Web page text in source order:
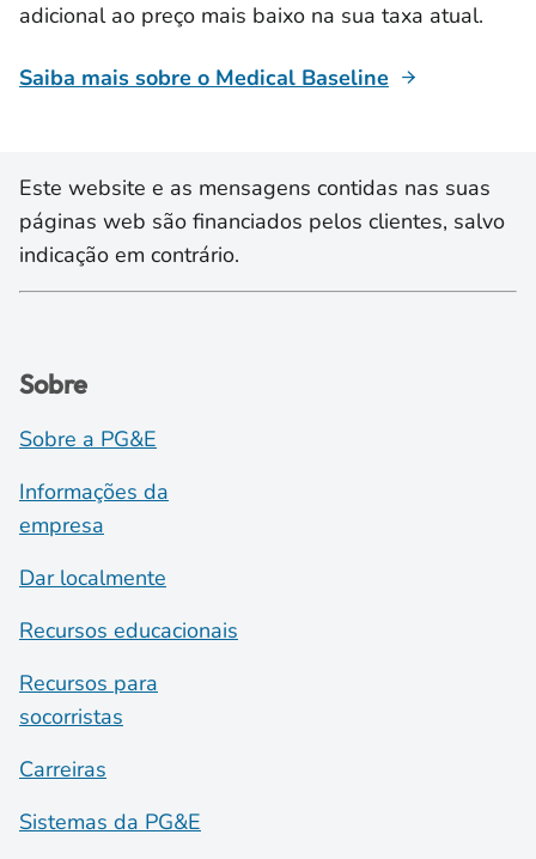
adicional ao preço mais baixo na sua taxa atual.
Saiba mais sobre o Medical Baseline
Este website e as mensagens contidas nas suas
páginas web são financiados pelos clientes, salvo
indicação em contrário.
Sobre
Sobre a PG&E
Informações da
empresa
Dar localmente
Recursos educacionais
Recursos para
socorristas
Carreiras
Sistemas da PG&E